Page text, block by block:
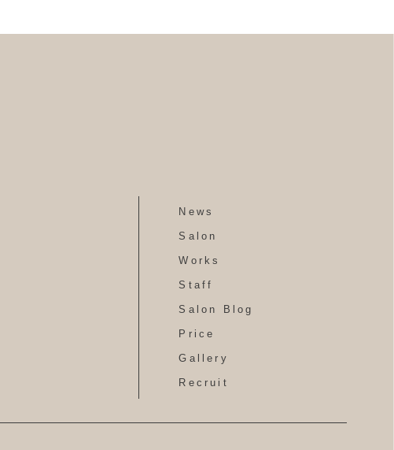
News
Salon
Works
Staff
Salon Blog
Price
Gallery
Recruit